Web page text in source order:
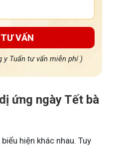
VẤN
y Tuấn tư vấn miễn phí )
ứng ngày Tết bà
hiện khác nhau. Tuy